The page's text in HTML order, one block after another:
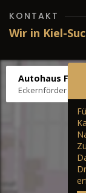
KONTAKT
Wir in Kiel-
Autohaus Fräter
Eckernförder Str.